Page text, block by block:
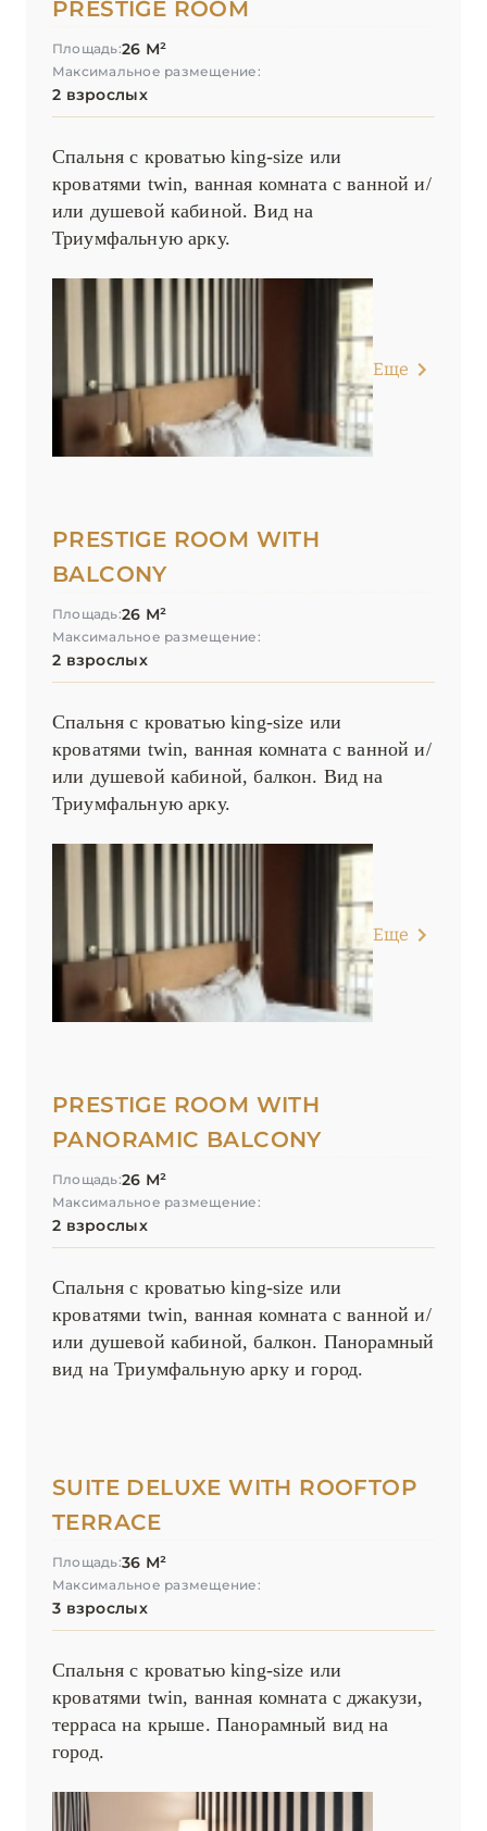
PRESTIGE ROOM
Площадь:26 М²
Максимальное размещение:
2 взрослых
Спальня с кроватью king-size или
кроватями twin, ванная комната с ванной и/
или душевой кабиной. Вид на
Триумфальную арку.
Еще
PRESTIGE ROOM WITH
BALCONY
Площадь:26 М²
Максимальное размещение:
2 взрослых
Спальня с кроватью king-size или
кроватями twin, ванная комната с ванной и/
или душевой кабиной, балкон. Вид на
Триумфальную арку.
Еще
PRESTIGE ROOM WITH
PANORAMIC BALCONY
Площадь:26 М²
Максимальное размещение:
2 взрослых
Спальня с кроватью king-size или
кроватями twin, ванная комната с ванной и/
или душевой кабиной, балкон. Панорамный
вид на Триумфальную арку и город.
SUITE DELUXE WITH ROOFTOP
TERRACE
Площадь:36 М²
Максимальное размещение:
3 взрослых
Спальня с кроватью king-size или
кроватями twin, ванная комната с джакузи,
терраса на крыше. Панорамный вид на
город.